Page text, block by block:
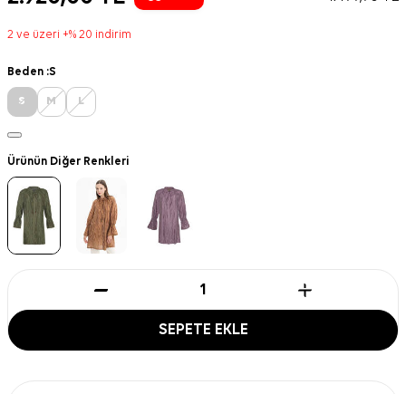
2 ve üzeri +% 20 indirim
Beden :S
S M L
Ürünün Diğer Renkleri
SEPETE EKLE